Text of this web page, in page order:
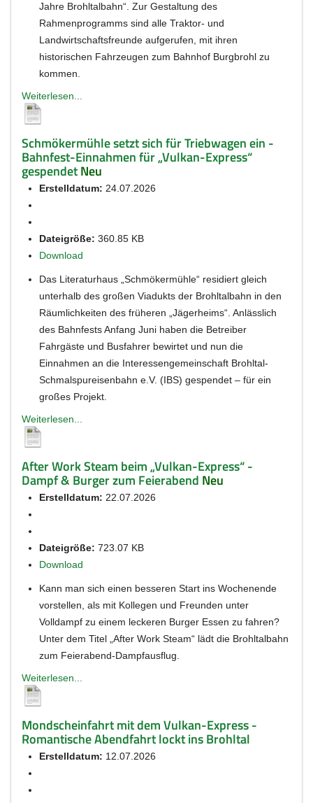
Jahre Brohltalbahn“. Zur Gestaltung des
Rahmenprogramms sind alle Traktor- und
Landwirtschaftsfreunde aufgerufen, mit ihren
historischen Fahrzeugen zum Bahnhof Burgbrohl zu
kommen.
Weiterlesen...
Schmökermühle setzt sich für Triebwagen ein -
Bahnfest-Einnahmen für „Vulkan-Express“
gespendetNeu
Erstelldatum: 24.07.2026
Dateigröße: 360.85 KB
Download
Das Literaturhaus „Schmökermühle“ residiert gleich
unterhalb des großen Viadukts der Brohltalbahn in den
Räumlichkeiten des früheren „Jägerheims“. Anlässlich
des Bahnfests Anfang Juni haben die Betreiber
Fahrgäste und Busfahrer bewirtet und nun die
Einnahmen an die Interessengemeinschaft Brohltal-
Schmalspureisenbahn e.V. (IBS) gespendet – für ein
großes Projekt.
Weiterlesen...
After Work Steam beim „Vulkan-Express“ -
Dampf & Burger zum Feierabend Neu
Erstelldatum: 22.07.2026
Dateigröße: 723.07 KB
Download
Kann man sich einen besseren Start ins Wochenende
vorstellen, als mit Kollegen und Freunden unter
Volldampf zu einem leckeren Burger Essen zu fahren?
Unter dem Titel „After Work Steam“ lädt die Brohltalbahn
zum Feierabend-Dampfausflug.
Weiterlesen...
Mondscheinfahrt mit dem Vulkan-Express -
Romantische Abendfahrt lockt ins Brohltal
Erstelldatum: 12.07.2026